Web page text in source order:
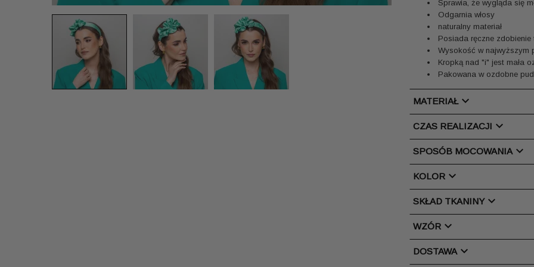
Sprawia, że wygląda się
Odgarnia włosy
naturalny materiał
Posiada ręczne
Wysokość w najwyższym
Kropką nad "i" jest mała
Pakowana w ozdobne
MATERIAŁchevron_right
CZAS REALIZACJI chevron_right
SPOSÓB MOCOWANIAchevron_right
KOLOR chevron_right
SKŁAD TKANINYchevron_right
WZÓR chevron_right
DOSTAWAchevron_right